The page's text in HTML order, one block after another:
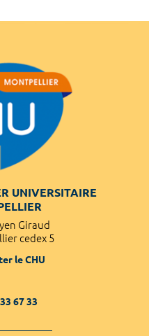
UNIVERSITAIRE
Giraud
cedex 5
le CHU
67 33